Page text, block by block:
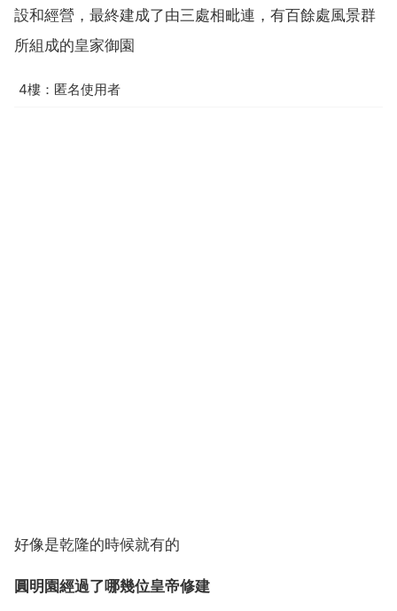
設和經營，最終建成了由三處相毗連，有百餘處風景群
所組成的皇家御園
4樓：匿名使用者
好像是乾隆的時候就有的
圓明園經過了哪幾位皇帝修建